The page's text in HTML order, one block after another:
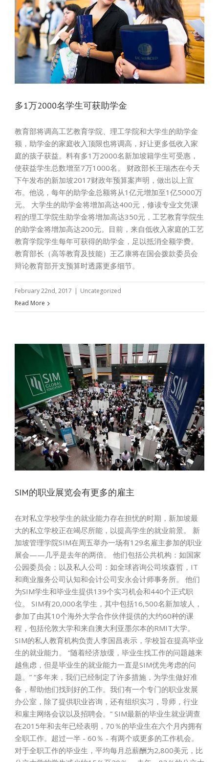
多1万2000名学生可获助学金
教育部将调高工艺教育学院、理工学院和大学生的助学金
额，助学金的家庭收入顶限也将调高，好让更多低收入家
庭的孩子获益。料有多1万2000名新加坡籍学生可受惠，
使获益学生总数增至7万1000名。 财政部长王瑞杰在今天
下午发布的新加坡2017财政年预算案声明，做出以上宣
布。他说，每年的助学金总额将从1亿元增加至1亿5000万
元。 大学生的助学金将增加高达400元，修读专业文凭课
程的理工学院生助学金将增加高达350元，工艺教育学院生
的助学金将增加高达200元。目前，来自低收入家庭的工艺
教育学院学生每年可获得的助学金，足以抵消全额学费。
教育部长（高等教育及技能）王乙康将在国会拨款委员会
辩论教育部开支预算时透露更多细节。
February 22nd, 2017 | Uncategorized
Read More
SIM的职业展览会有更多的雇主
在对私立学校学生的就业能力存在担忧的时期，新加坡最
大的私立学校正在竭尽所能，以提高学生的就业前景。 新
加坡管理学院SIM在周五举办一场有129名雇主参加的职业
展会——几乎是去年的两倍。 他们包括公共机构：如国家
公园委员会；以及私人公司：如全球咨询公司埃森哲，IT
和商业服务公司认知和会计公司安永会计师事务所。 他们
为SIM学生和毕业生提供139个实习机会和440个正式职
位。 SIM有20,000名学生，其中包括16,500名新加坡人，
参加了由其10个海外大学合作伙伴提供的大约60种的课
程，包括伦敦大学和来自澳大利亚墨尔本的RMIT大学。
SIM的私人教育机构负责人李国昌表示，学校旨在提高毕业
生的就业能力。 “随着经济放缓，毕业生找工作的问题越来
越焦虑，但是毕业生的就业能力一直是SIM优先考虑的问
题。” “多年来，我们已经制定了许多措施，为学生做好准
备，帮助他们找到好的工作。我们有一个专门的职业发展
办公室，除了提供职业咨询，还有组织实习，导师，行业
和雇主网络会议以及招聘会。” SIM最新的毕业生就业调查
在2015年和去年已经表明，70％的毕业生在六个月内拥有
全职工作。超过一半 - 60％ - 有两个或更多的工作机会。
对于全职工作的毕业生，平均每月总薪酬为2,800美元，比